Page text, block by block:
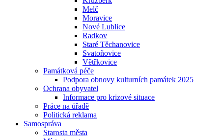
Melč
Moravice
Nové Lublice
Radkov
Staré Těchanovice
Svatoňovice
Větřkovice
Památková péče
Podpora obnovy kulturních památek 2025
Ochrana obyvatel
Informace pro krizové situace
Práce na úřadě
Politická reklama
Samospráva
Starosta města